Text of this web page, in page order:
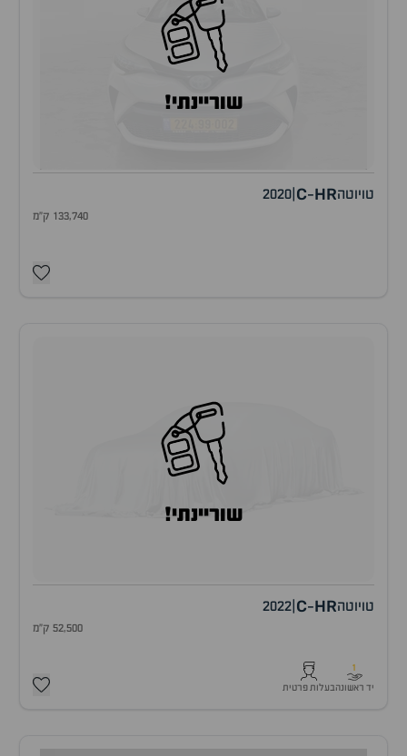
שוריינתי!
טויוטה C-HR
2020
133,740 ק"מ
שוריינתי!
טויוטה C-HR
2022
52,500 ק"מ
1
יד ראשונהבעלות פרטית